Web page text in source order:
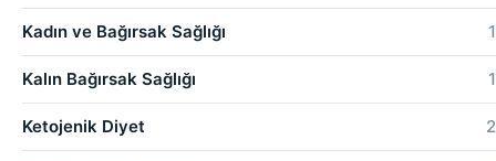
Kadın ve Bağırsak Sağlığı 1
Kalın Bağırsak Sağlığı 1
Ketojenik Diyet 2